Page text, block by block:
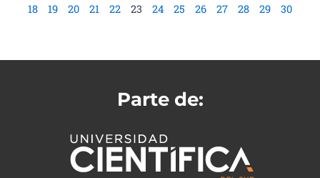
18
19 20 21 22 23 24 25 26 27 28 29 30
Parte de: